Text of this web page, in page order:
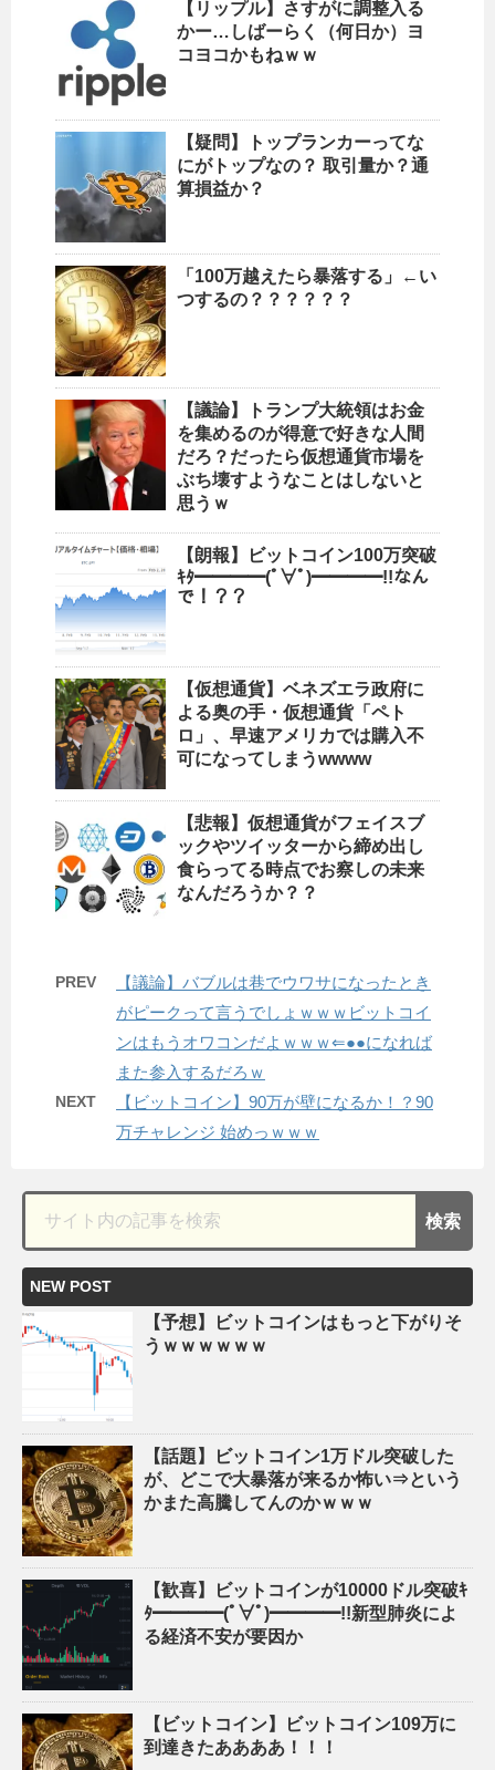
【リップル】さすがに調整入る
かー…しばーらく（何日か）ヨ
コヨコかもねｗｗ
【疑問】トップランカーってな
にがトップなの？ 取引量か？通
算損益か？
「100万越えたら暴落する」←い
つするの？？？？？？
【議論】トランプ大統領はお金
を集めるのが得意で好きな人間
だろ？だったら仮想通貨市場を
ぶち壊すようなことはしないと
思うｗ
【朗報】ビットコイン100万突破
ｷﾀ━━━━(ﾟ∀ﾟ)━━━━!!なん
で！？？
【仮想通貨】ベネズエラ政府に
よる奥の手・仮想通貨「ペト
ロ」、早速アメリカでは購入不
可になってしまうwwww
【悲報】仮想通貨がフェイスブ
ックやツイッターから締め出し
食らってる時点でお察しの未来
なんだろうか？？
PREV
【議論】バブルは巷でウワサになったとき
がピークって言うでしょｗｗｗビットコイ
ンはもうオワコンだよｗｗｗ⇐●●になれば
また参入するだろｗ
NEXT
【ビットコイン】90万が壁になるか！？90
万チャレンジ 始めっｗｗｗ
NEW POST
【予想】ビットコインはもっと下がりそ
うｗｗｗｗｗｗ
【話題】ビットコイン1万ドル突破した
が、どこで大暴落が来るか怖い⇒という
かまた高騰してんのかｗｗｗ
【歓喜】ビットコインが10000ドル突破ｷ
ﾀ━━━━(ﾟ∀ﾟ)━━━━!!新型肺炎によ
る経済不安が要因か
【ビットコイン】ビットコイン109万に
到達きたああああ！！！